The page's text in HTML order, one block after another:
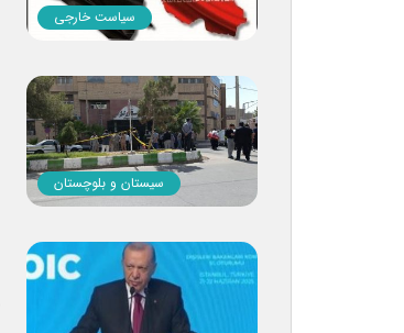
سیاست خارجی
سیستان و بلوچستان